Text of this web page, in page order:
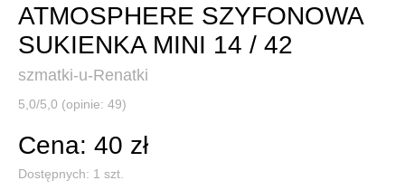
ATMOSPHERE SZYFONOWA
SUKIENKA MINI 14 / 42
szmatki-u-Renatki
5,0/5,0 (opinie: 49)
Cena: 40 zł
Dostępnych: 1 szt.